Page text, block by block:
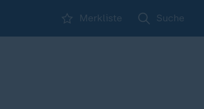
Merkliste Suche